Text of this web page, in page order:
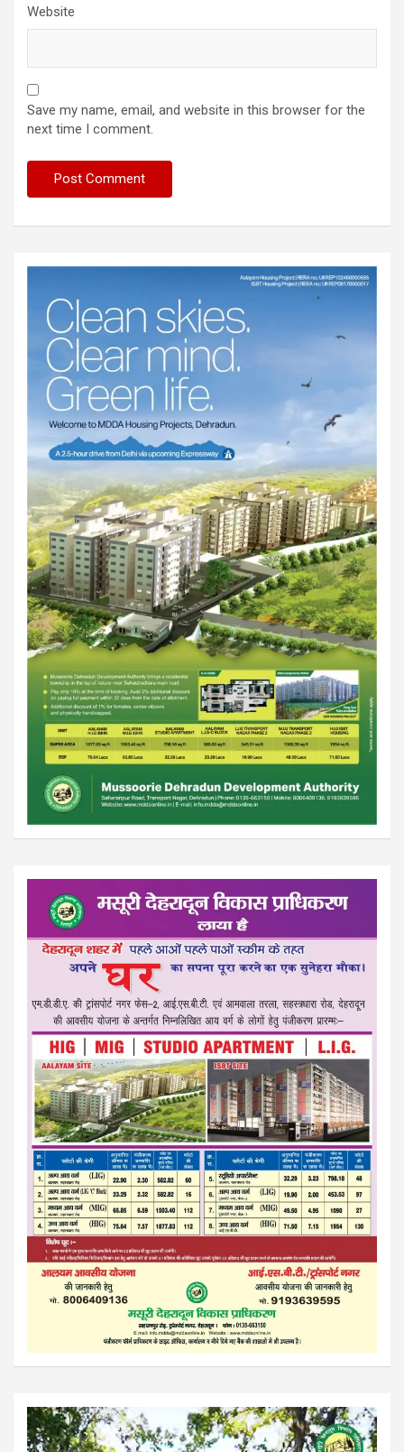
Website
Save my name, email, and website in this browser for the
next time I comment.
Video
Player